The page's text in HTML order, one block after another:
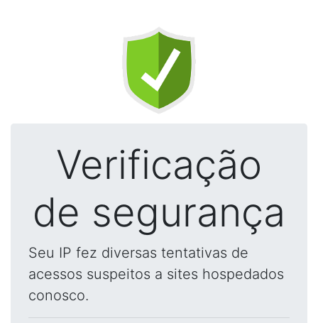
Verificação
de segurança
Seu IP fez diversas tentativas de
acessos suspeitos a sites hospedados
conosco.